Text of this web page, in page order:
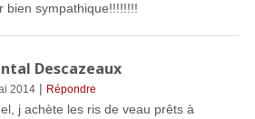
bien sympathique!!!!!!!!
Descazeaux
2014| Répondre
j achète les ris de veau prêts à